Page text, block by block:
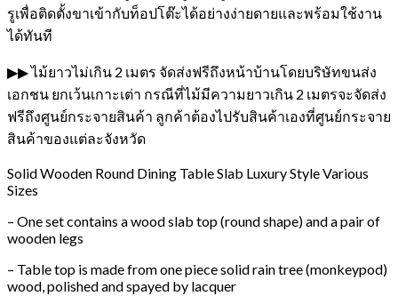
รูเพื่อติดตั้งขาเข้ากับท็อปโต๊ะได้อย่างง่ายดายและพร้อมใช้งาน
ได้ทันที
▶▶ ไม้ยาวไม่เกิน 2 เมตร จัดส่งฟรีถึงหน้าบ้านโดยบริษัทขนส่ง
เอกชน ยกเว้นเกาะเต่า กรณีที่ไม้มีความยาวเกิน 2 เมตรจะจัดส่ง
ฟรีถึงศูนย์กระจายสินค้า ลูกค้าต้องไปรับสินค้าเองที่ศูนย์กระจาย
สินค้าของแต่ละจังหวัด
Solid Wooden Round Dining Table Slab Luxury Style Various
Sizes
– One set contains a wood slab top (round shape) and a pair of
wooden legs
– Table top is made from one piece solid rain tree (monkeypod)
wood, polished and spayed by lacquer